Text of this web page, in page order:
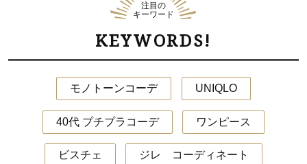
注目の
キーワード
KEYWORDS!
モノトーンコーデ UNIQLO
40代 プチプラコーデ ワンピース
ビスチェ ジレ コーディネート